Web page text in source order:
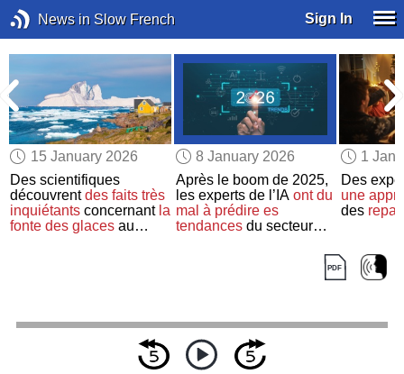
News in Slow French Sign In
15 January 2026
Des scientifiques
découvrentdes faits très
inquiétants concernant la
fonte des glaces au
8 January 2026
Après le boom de 2025,
les experts de l’IA ont du
mal à prédire es
tendancesdu secteur
1
Des
une
des